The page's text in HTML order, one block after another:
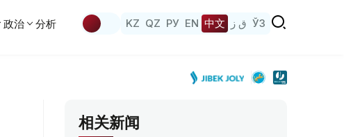
政治 分析 KZ QZ РУ EN 中文 ق ز ЎЗ
相关新闻